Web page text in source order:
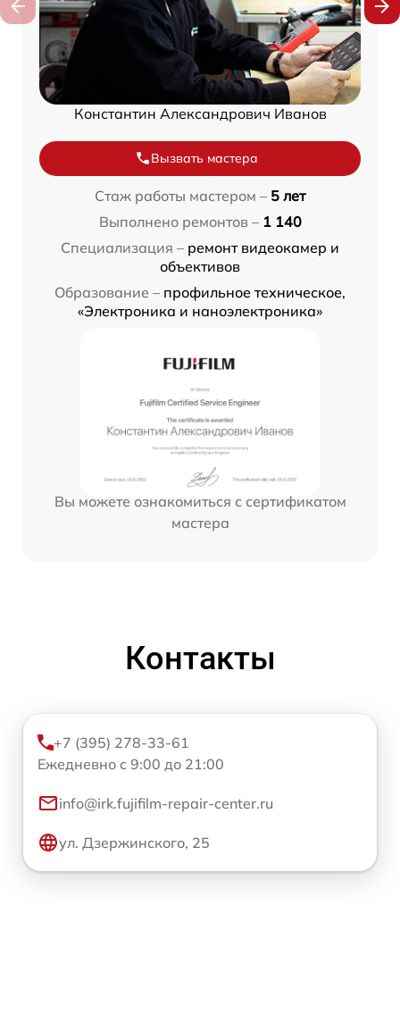
Константин Александрович Иванов
Вызвать мастера
Стаж работы мастером – 5 лет
Выполнено ремонтов – 1 140
Специализация – ремонт видеокамер и
объективов
Образование – профильное техническое,
«Электроника и наноэлектроника»
Вы можете ознакомиться с сертификатом
мастера
Контакты
+7 (395) 278-33-61
Ежедневно с 9:00 до 21:00
info@irk.fujifilm-repair-center.ru
ул. Дзержинского, 25